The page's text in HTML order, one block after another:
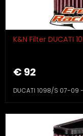
K&N Filter DUCATI
€ 92
DUCATI 1098/S 07-09